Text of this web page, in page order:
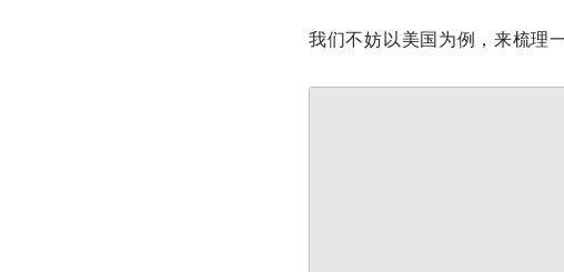
我们不妨以美国为例，来梳理